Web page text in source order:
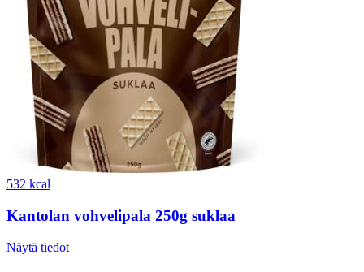
532 kcal
Kantolan vohvelipala 250g suklaa
Näytä tiedot